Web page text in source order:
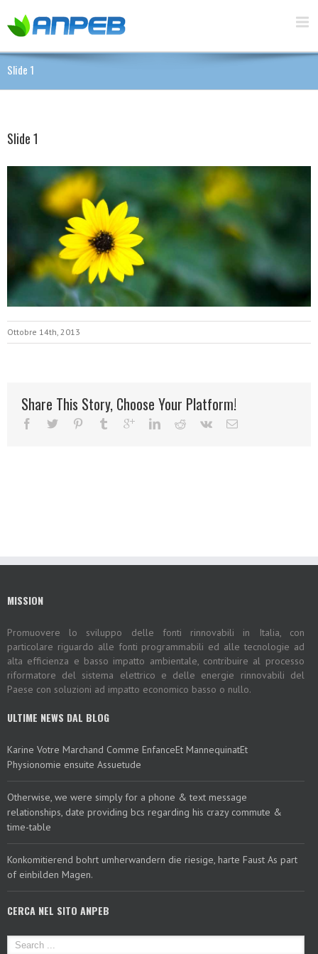
Slide 1
Slide 1
Ottobre 14th, 2013
Share This Story, Choose Your Platform!
MISSION
Promuovere lo sviluppo delle fonti rinnovabili in Italia, con
particolare riguardo alle fonti programmabili ed alle tecnologie ad
alta efficienza e basso impatto ambientale, contribuire al processo
riformatore del sistema elettrico e delle energie rinnovabili del
Paese con soluzioni ad impatto economico basso o nullo.
ULTIME NEWS DAL BLOG
Karine Votre Marchand Comme EnfanceEt MannequinatEt
Physionomie ensuite Assuetude
Otherwise, we were simply for a phone & text message
relationships, date providing bcs regarding his crazy commute &
time-table
Konkomitierend bohrt umherwandern die riesige, harte Faust As part
of einbilden Magen.
CERCA NEL SITO ANPEB